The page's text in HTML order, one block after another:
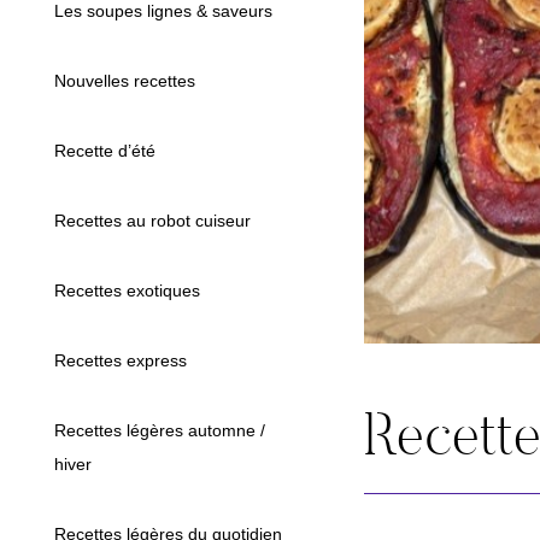
Les soupes lignes & saveurs
Nouvelles recettes
Recette d’été
Recettes au robot cuiseur
Recettes exotiques
Recettes express
Recettes légères automne /
hiver
Recettes légères du quotidien
Recette